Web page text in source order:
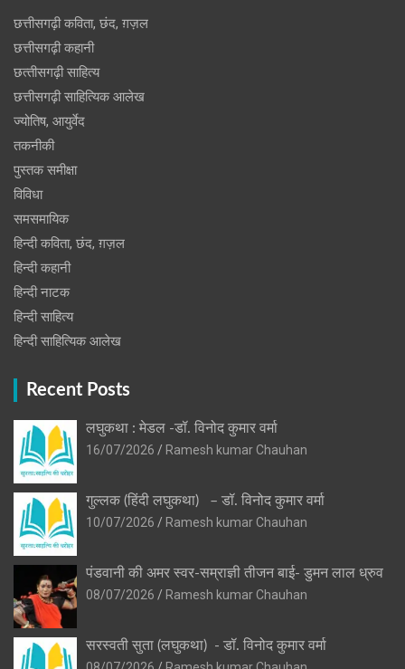
छत्तीसगढ़ी कविता, छंद, ग़ज़ल
छत्तीसगढ़ी कहानी
छत्‍तीसगढ़ी साहित्‍य
छत्तीसगढ़ी साहित्यिक आलेख
ज्योतिष, आयुर्वेद
तकनीकी
पुस्‍तक समीक्षा
विविधा
समसमायिक
हिन्दी कविता, छंद, ग़ज़ल
हिन्दी कहानी
हिन्‍दी नाटक
हिन्दी साहित्य
हिन्दी साहित्यिक आलेख
Recent Posts
लघुकथा : मेडल -डॉ. विनोद कुमार वर्मा
16/07/2026
Ramesh kumar Chauhan
गुल्लक (हिंदी लघुकथा) – डॉ. विनोद कुमार वर्मा
10/07/2026
Ramesh kumar Chauhan
पंडवानी की अमर स्वर-सम्राज्ञी तीजन बाई- डुमन लाल ध्रुव
08/07/2026
Ramesh kumar Chauhan
सरस्वती सुता (लघुकथा) ​- डॉ. विनोद कुमार वर्मा